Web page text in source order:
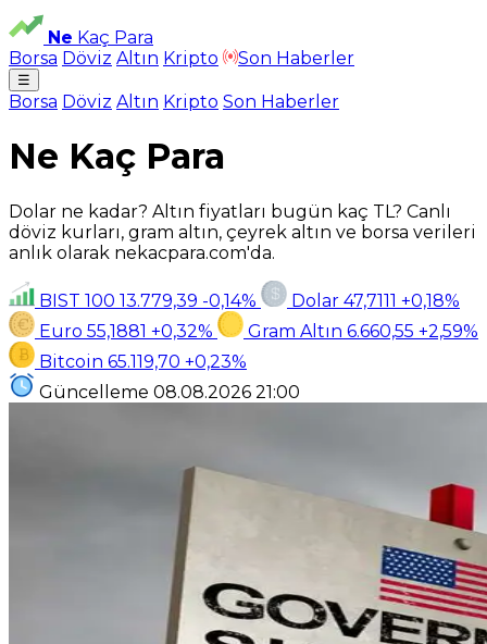
Ne Kaç Para
Borsa Döviz Altın Kripto Son Haberler
☰
Borsa Döviz Altın Kripto Son Haberler
Ne Kaç Para
Dolar ne kadar? Altın fiyatları bugün kaç TL? Canlı
döviz kurları, gram altın, çeyrek altın ve borsa verileri
anlık olarak nekacpara.com'da.
BIST 100 13.779,39 -0,14% Dolar 47,7111 +0,18%
Euro 55,1881 +0,32% Gram Altın 6.660,55 +2,59%
Bitcoin 65.119,70 +0,23%
Güncelleme 08.08.2026 21:00